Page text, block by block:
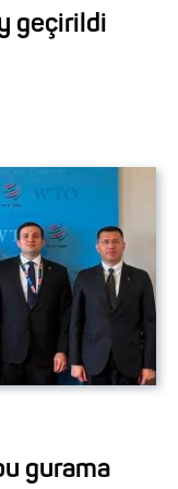
geçirildi
gurama